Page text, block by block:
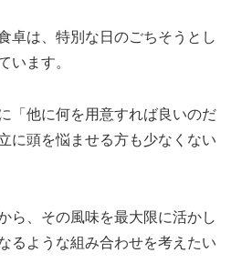
卓は、特別な日のごちそうとし
います。
「他に何を用意すれば良いのだ
に頭を悩ませる方も少なくない
ら、その風味を最大限に活かし
るような組み合わせを考えたい